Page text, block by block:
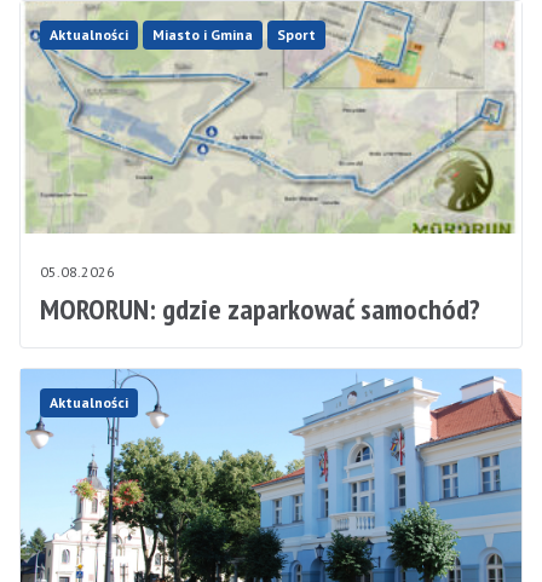
Aktualności Miasto i Gmina Sport
05.08.2026
MORORUN: gdzie zaparkować samochód?
Aktualności